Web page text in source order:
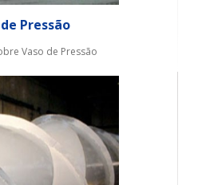
Pressão
Vaso de Pressão